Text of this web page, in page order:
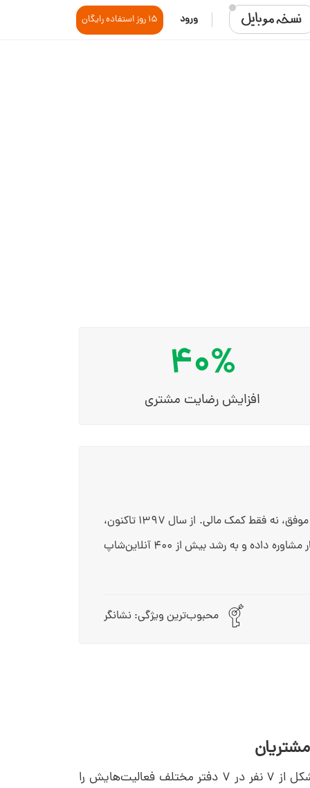
ورود 15 روز استفاده رایگان
40%
افزایش رضایت مشتری
آکادمی یاسر هیجرودی از یک دغدغه شخصی آغاز شد؛ کمک به افراد برای داشتن کسب‌وکار موفق، نه فقط کمک مالی. از سال ۱۳۹۷ تاکنون،
این آکادمی بیش از ۵۰۰ نفر را در توسعه فردی و مالی همراهی کرده، به ۳۰۰ مدیر کسب‌وکار مشاوره داده و به رشد بیش از ۴۰۰ آنلاین‌شاپ
محبوب‌ترین ویژگی: نشانگر
مدیر این مجموعه با یک رخدادی در تیم فروش قبلی روبرو شد؛ تیم متشکل از ۷ نفر در ۷ دفتر مختلف فعالیت‌هایش را